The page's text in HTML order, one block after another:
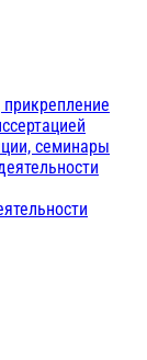
семинары